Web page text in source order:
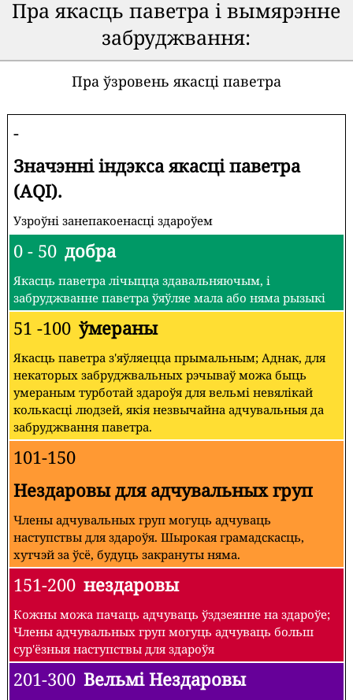
Пра якасць паветра і вымярэнне
забруджвання:
Пра ўзровень якасці паветра
-
Значэнні індэкса якасці паветра
(AQI).
Узроўні занепакоенасці здароўем
0 - 50 добра
Якасць паветра лічыцца здавальняючым, і
забруджванне паветра ўяўляе мала або няма рызыкі
51 -100 ўмераны
Якасць паветра з'яўляецца прымальным; Аднак, для
некаторых забруджвальных рэчываў можа быць
умераным турботай здароўя для вельмі невялікай
колькасці людзей, якія незвычайна адчувальныя да
забруджвання паветра.
101-150
Нездаровы для адчувальных груп
Члены адчувальных груп могуць адчуваць
наступствы для здароўя. Шырокая грамадскасць,
хутчэй за ўсё, будуць закрануты няма.
151-200 нездаровы
Кожны можа пачаць адчуваць ўздзеянне на здароўе;
Члены адчувальных груп могуць адчуваць больш
сур'ёзныя наступствы для здароўя
201-300 Вельмі Нездаровы